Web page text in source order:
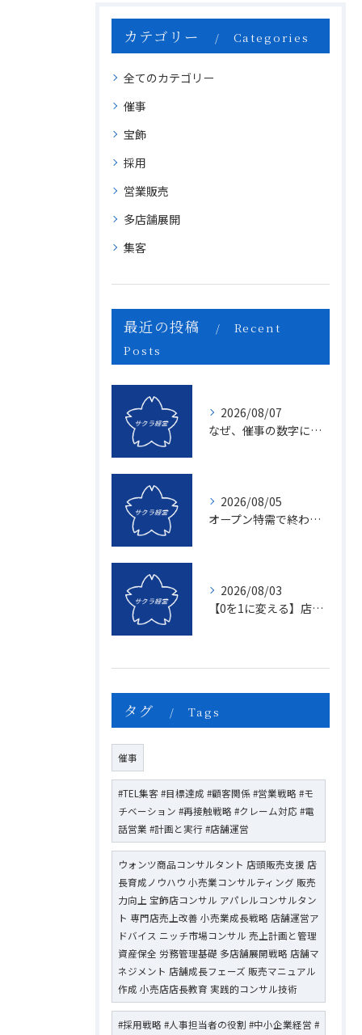
カテゴリー Categories
全てのカテゴリー
催事
宝飾
採用
営業販売
多店舗展開
集客
最近の投稿
Recent
Posts
2026/08/07
なぜ、催事の数字に「ムラ」が出るのか？1億を3億にする「3つの計画表」の秘密
2026/08/05
オープン特需で終わる店、成長し続ける店の決定的な違いとは？〜新規名簿開拓の２つの方法〜
2026/08/03
【0を1に変える】店頭販売のマンネリを打破する「上司のたった一つの行動」とは？
タグ Tags
催事
#TEL集客 #目標達成 #顧客関係 #営業戦略 #モ
チベーション #再接触戦略 #クレーム対応 #電
話営業 #計画と実行 #店舗運営
ウォンツ商品コンサルタント 店頭販売支援 店
長育成ノウハウ 小売業コンサルティング 販売
力向上 宝飾店コンサル アパレルコンサルタン
ト 専門店売上改善 小売業成長戦略 店舗運営ア
ドバイス ニッチ市場コンサル 売上計画と管理
資産保全 労務管理基礎 多店舗展開戦略 店舗マ
ネジメント 店舗成長フェーズ 販売マニュアル
作成 小売店店長教育 実践的コンサル技術
#採用戦略 #人事担当者の役割 #中小企業経営 #